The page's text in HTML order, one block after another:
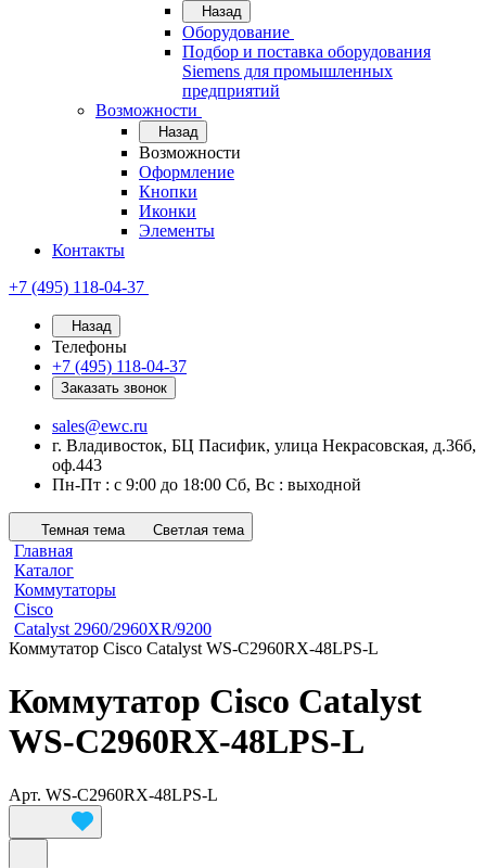
Назад
Оборудование
Подбор и поставка оборудования
Siemens для промышленных
предприятий
Возможности
Назад
Возможности
Оформление
Кнопки
Иконки
Элементы
Контакты
+7 (495) 118-04-37
Назад
Телефоны
+7 (495) 118-04-37
Заказать звонок
sales@ewc.ru
г. Владивосток, БЦ Пасифик, улица Некрасовская, д.36б,
оф.443
Пн-Пт : с 9:00 до 18:00 Сб, Вс : выходной
Темная тема Светлая тема
Главная
Каталог
Коммутаторы
Cisco
Catalyst 2960/2960XR/9200
Коммутатор Cisco Catalyst WS-C2960RX-48LPS-L
Коммутатор Cisco Catalyst
WS-C2960RX-48LPS-L
Арт. WS-C2960RX-48LPS-L